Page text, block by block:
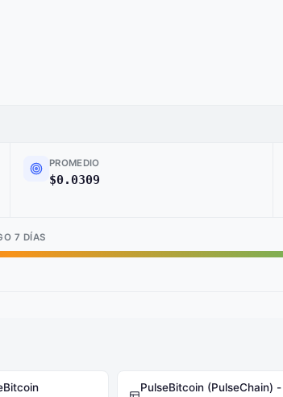
PROMEDIO
$0.0309
7 DÍAS
PulseBitcoin (PulseChain) -